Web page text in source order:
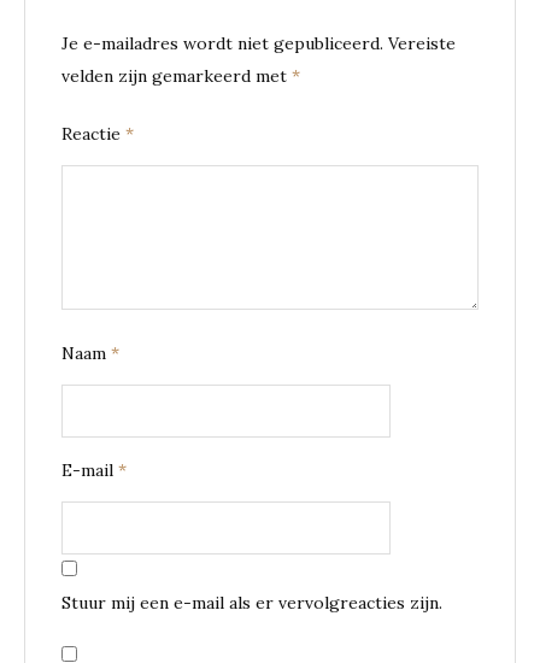
Je e-mailadres wordt niet gepubliceerd. Vereiste
velden zijn gemarkeerd met *
Reactie *
Naam *
E-mail *
Stuur mij een e-mail als er vervolgreacties zijn.